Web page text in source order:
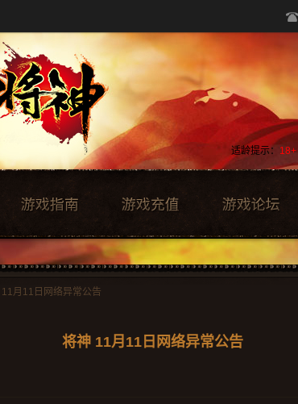
适龄提示： 18+
11月11日网络异常公告
将神 11月11日网络异常公告